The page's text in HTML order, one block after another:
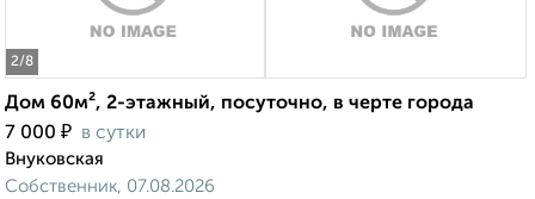
2/8
Дом 60м², 2-этажный, посуточно, в черте города
7 000 ₽ в сутки
Внуковская
Собственник, 07.08.2026